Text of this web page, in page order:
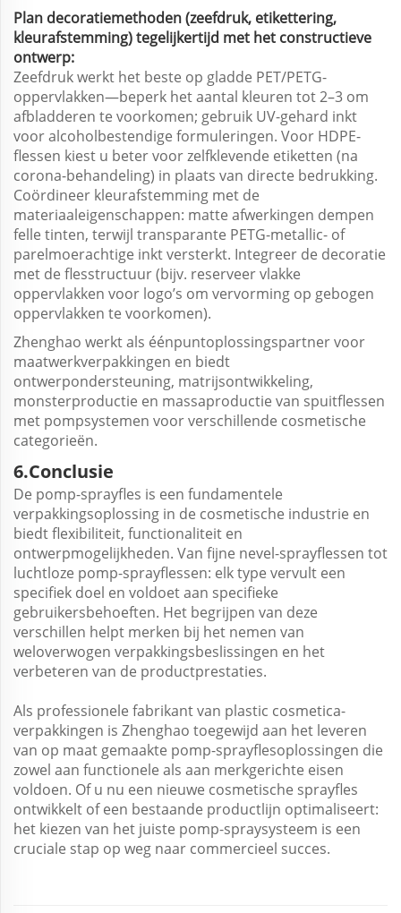
Plan decoratiemethoden (zeefdruk, etikettering,
kleurafstemming) tegelijkertijd met het constructieve
ontwerp:
Zeefdruk werkt het beste op gladde PET/PETG-
oppervlakken—beperk het aantal kleuren tot 2–3 om
afbladderen te voorkomen; gebruik UV-gehard inkt
voor alcoholbestendige formuleringen. Voor HDPE-
flessen kiest u beter voor zelfklevende etiketten (na
corona-behandeling) in plaats van directe bedrukking.
Coördineer kleurafstemming met de
materiaaleigenschappen: matte afwerkingen dempen
felle tinten, terwijl transparante PETG-metallic- of
parelmoerachtige inkt versterkt. Integreer de decoratie
met de flesstructuur (bijv. reserveer vlakke
oppervlakken voor logo’s om vervorming op gebogen
oppervlakken te voorkomen).
Zhenghao werkt als éénpuntoplossingspartner voor
maatwerkverpakkingen en biedt
ontwerpondersteuning, matrijsontwikkeling,
monsterproductie en massaproductie van spuitflessen
met pompsystemen voor verschillende cosmetische
categorieën.
6.Conclusie
De pomp-sprayfles is een fundamentele
verpakkingsoplossing in de cosmetische industrie en
biedt flexibiliteit, functionaliteit en
ontwerpmogelijkheden. Van fijne nevel-sprayflessen tot
luchtloze pomp-sprayflessen: elk type vervult een
specifiek doel en voldoet aan specifieke
gebruikersbehoeften. Het begrijpen van deze
verschillen helpt merken bij het nemen van
weloverwogen verpakkingsbeslissingen en het
verbeteren van de productprestaties.
Als professionele fabrikant van plastic cosmetica-
verpakkingen is Zhenghao toegewijd aan het leveren
van op maat gemaakte pomp-sprayflesoplossingen die
zowel aan functionele als aan merkgerichte eisen
voldoen. Of u nu een nieuwe cosmetische sprayfles
ontwikkelt of een bestaande productlijn optimaliseert:
het kiezen van het juiste pomp-spraysysteem is een
cruciale stap op weg naar commercieel succes.